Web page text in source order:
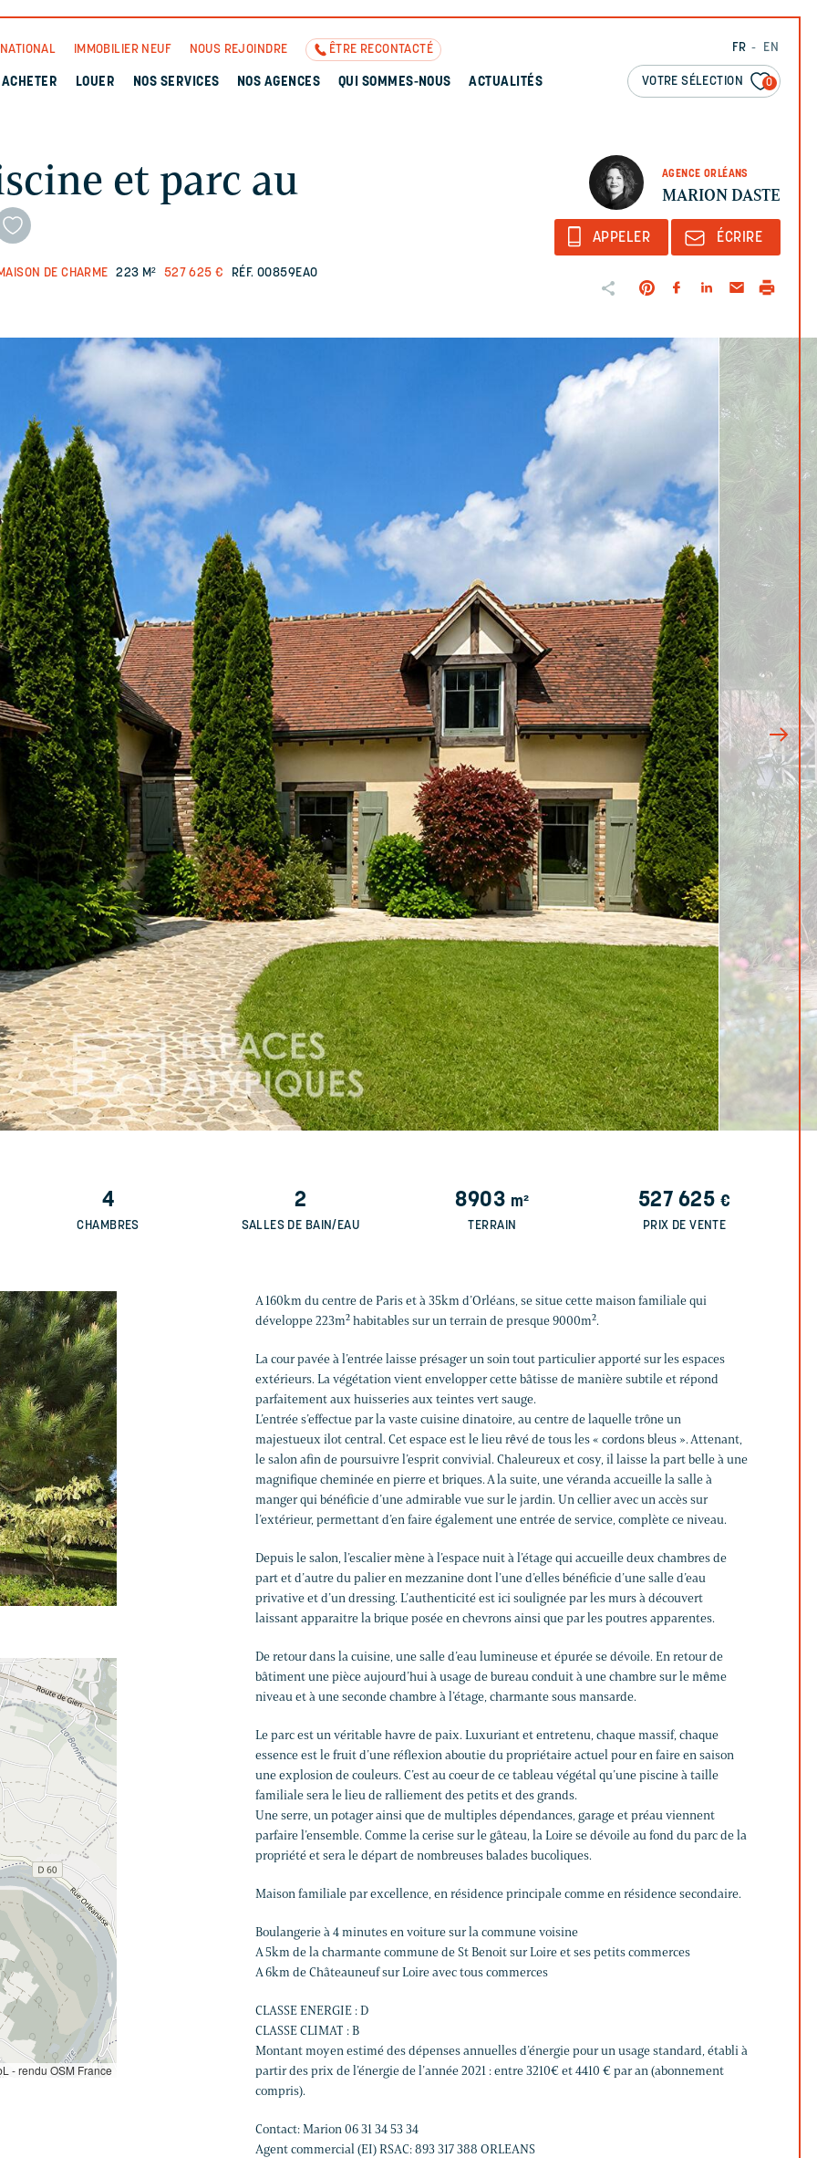
FR EN
VOTRE SÉLECTION 0
IMMOBILIER NEUF NOUS REJOINDRE ÊTRE RECONTACTÉ
ACHETER LOUER NOS SERVICES NOS AGENCES QUI SOMMES-NOUS ACTUALITÉS
AGENCE ORLÉANS
MARION DASTE
et parc au
DE CHARME 223 M² 527 625 € RÉF. 00859EAO
APPELER ÉCRIRE
4
CHAMBRES
2
SALLES DE BAIN/EAU
8903 m²
TERRAIN
527 625 €
PRIX DE VENTE
A 160km du centre de Paris et à 35km d’Orléans, se situe cette maison familiale qui
développe 223m² habitables sur un terrain de presque 9000m².
La cour pavée à l’entrée laisse présager un soin tout particulier apporté sur les espaces
extérieurs. La végétation vient envelopper cette bâtisse de manière subtile et répond
parfaitement aux huisseries aux teintes vert sauge.
L’entrée s’effectue par la vaste cuisine dinatoire, au centre de laquelle trône un
majestueux ilot central. Cet espace est le lieu rêvé de tous les « cordons bleus ». Attenant,
le salon afin de poursuivre l’esprit convivial. Chaleureux et cosy, il laisse la part belle à une
magnifique cheminée en pierre et briques. A la suite, une véranda accueille la salle à
manger qui bénéficie d’une admirable vue sur le jardin. Un cellier avec un accès sur
l’extérieur, permettant d’en faire également une entrée de service, complète ce niveau.
Depuis le salon, l’escalier mène à l’espace nuit à l’étage qui accueille deux chambres de
part et d’autre du palier en mezzanine dont l’une d’elles bénéficie d’une salle d’eau
privative et d’un dressing. L’authenticité est ici soulignée par les murs à découvert
laissant apparaitre la brique posée en chevrons ainsi que par les poutres apparentes.
De retour dans la cuisine, une salle d’eau lumineuse et épurée se dévoile. En retour de
bâtiment une pièce aujourd’hui à usage de bureau conduit à une chambre sur le même
niveau et à une seconde chambre à l’étage, charmante sous mansarde.
Le parc est un véritable havre de paix. Luxuriant et entretenu, chaque massif, chaque
essence est le fruit d’une réflexion aboutie du propriétaire actuel pour en faire en saison
une explosion de couleurs. C’est au coeur de ce tableau végétal qu’une piscine à taille
familiale sera le lieu de ralliement des petits et des grands.
Une serre, un potager ainsi que de multiples dépendances, garage et préau viennent
parfaire l’ensemble. Comme la cerise sur le gâteau, la Loire se dévoile au fond du parc de la
propriété et sera le départ de nombreuses balades bucoliques.
Maison familiale par excellence, en résidence principale comme en résidence secondaire.
Boulangerie à 4 minutes en voiture sur la commune voisine
A 5km de la charmante commune de St Benoit sur Loire et ses petits commerces
A 6km de Châteauneuf sur Loire avec tous commerces
CLASSE ENERGIE : D
CLASSE CLIMAT : B
Montant moyen estimé des dépenses annuelles d’énergie pour un usage standard, établi à
partir des prix de l’énergie de l’année 2021 : entre 3210€ et 4410 € par an (abonnement
compris).
Contact: Marion 06 31 34 53 34
Agent commercial (EI) RSAC: 893 317 388 ORLEANS
- rendu OSM France